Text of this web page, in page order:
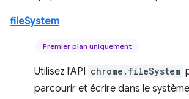
fileSystem
Premier plan uniquement
Utilisez l'API chrome.fileSystem
parcourir et écrire dans le